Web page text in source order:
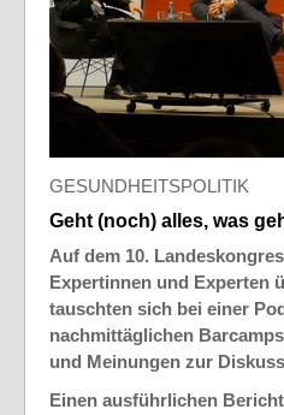
GESUNDHEITSPOLITIK
Geht (noch) alles, was
Auf dem 10.
Expertinnen und Experten
tauschten sich bei einer
nachmittäglichen
und Meinungen zur
Einen ausführlichen